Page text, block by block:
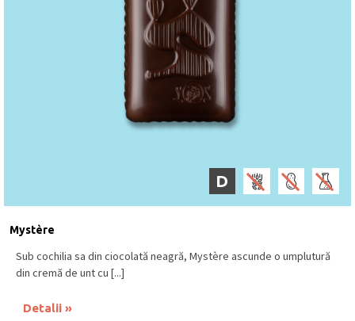
D
Mystère
Sub cochilia sa din ciocolată neagră, Mystère ascunde o umplutură
din cremă de unt cu [...]
Detalii